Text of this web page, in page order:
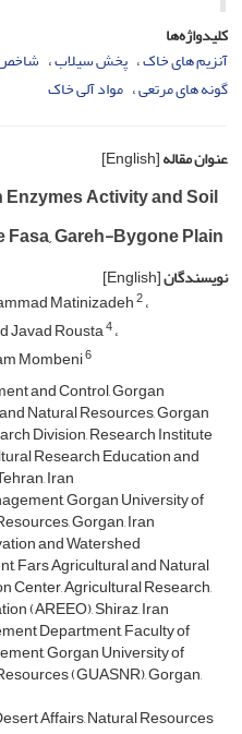
کلیدواژه‌ها
آنزیم های خاک پخش سیلاب شاخص
گونه های مرتعی مواد آلی خاک
عنوان مقاله[English]
Activity and Soil
Gareh-Bygone Plain
نویسندگان[English]
Matinizadeh2
Javad Rousta4
Mombeni6
and Control, Gorgan
Natural Resources, Gorgan
Division, Research Institute
Research Education and
Iran
Gorgan University of
Gorgan, Iran
and Watershed
Fars Agricultural and Natural
Center, Agricultural Research,
(AREEO), Shiraz, Iran
Department, Faculty of
Gorgan University of
(GUASNR), Gorgan,
Affairs, Natural Resources